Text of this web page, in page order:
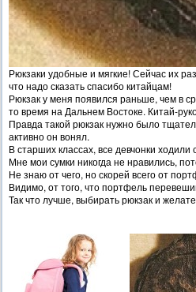
Рюкзаки удобные и мягкие! Сейчас их
что надо сказать спасибо китайцам!
Рюкзак у меня появился раньше, чем в
то время на Дальнем Востоке. Китай-
Правда такой рюкзак нужно было
активно он вонял.
В старших классах, все девчонки
Мне мои сумки никогда не нравились,
Не знаю от чего, но скорей всего от
Видимо, от того, что портфель
Так что лучше, выбирать рюкзак и